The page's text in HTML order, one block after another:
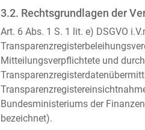
3.2. Rechtsgrundlagen der
Art. 6 Abs. 1 S. 1 lit. e) DSGVO
Mitteilungsverpflichtete und
Bundesministeriums der
bezeichnet).